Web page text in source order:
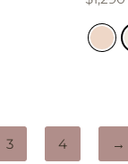
3 4 →